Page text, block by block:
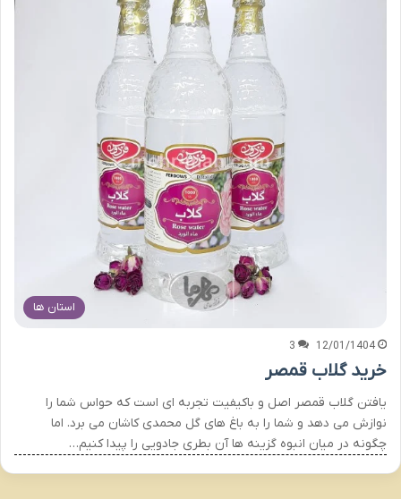
استان ها
12/01/1404
3
خرید گلاب قمصر
یافتن گلاب قمصر اصل و باکیفیت تجربه ای است که حواس شما را
نوازش می دهد و شما را به باغ های گل محمدی کاشان می برد. اما
چگونه در میان انبوه گزینه ها آن بطری جادویی را پیدا کنیم…